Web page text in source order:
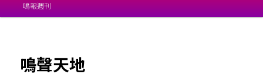
單
鳴報週刊
鳴聲天地